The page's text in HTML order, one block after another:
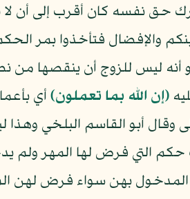
حق نفسه كان أقرب إلى أن
والإفضال فتأخذوا بمر
ليس للزوج أن ينقصها من
﴿إن الله بما تعملون﴾أي
وقال أبو القاسم
التي فرض لها المهر ولم
غير المدخول بهن سواء فرض